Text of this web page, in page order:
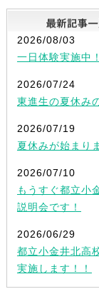
2026/08/03
一日体験実施中
2026/07/24
東進生の夏休み
2026/07/19
夏休みが始まり
2026/07/10
もうすぐ都立小
説明会です！
2026/06/29
都立小金井北高
実施します！！